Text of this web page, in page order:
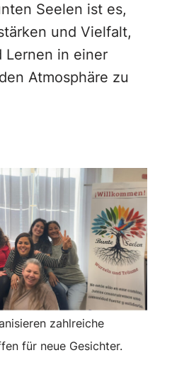
Seelen ist es,
und Vielfalt,
Lernen in einer
Atmosphäre zu
zahlreiche
für neue Gesichter.